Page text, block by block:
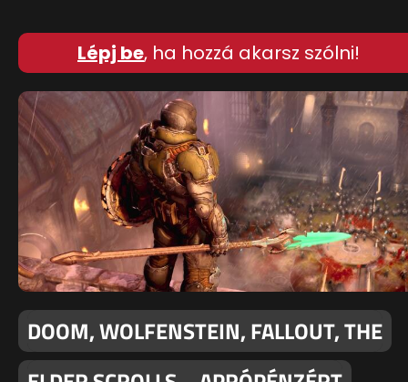
Lépj be, ha hozzá akarsz szólni!
DOOM, WOLFENSTEIN, FALLOUT, THE